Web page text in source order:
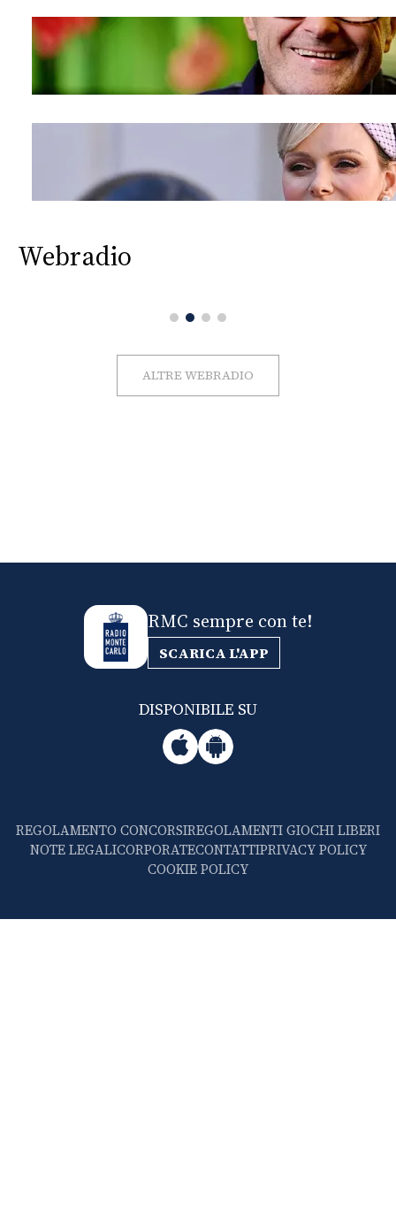
Webradio
ALTRE WEBRADIO
RMC sempre con te!
SCARICA L'APP
DISPONIBILE SU
REGOLAMENTO CONCORSIREGOLAMENTI GIOCHI LIBERI
NOTE LEGALICORPORATECONTATTIPRIVACY POLICY
COOKIE POLICY